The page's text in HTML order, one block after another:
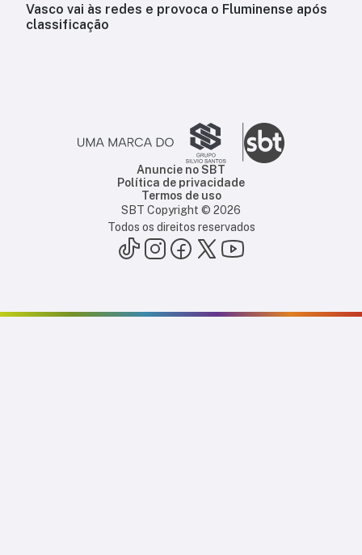
Vasco vai às redes e provoca o Fluminense após
classificação
Anuncie no SBT
Política de privacidade
Termos de uso
SBT Copyright © 2026
Todos os direitos reservados